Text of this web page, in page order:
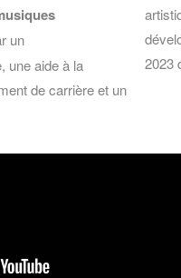
un
une aide à la
de carrière et un
2023